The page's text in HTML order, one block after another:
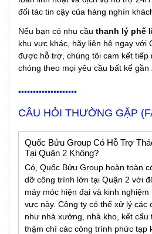
đối tác tin cậy của hàng nghìn
Nếu bạn có nhu cầu thanh lý phế
khu vực khác, hãy liên hệ ngay với
được hỗ trợ, chúng tôi cam kết tiếp
chóng theo mọi yêu cầu bất kể gần
••••••••••••••••••••
CÂU HỎI THƯỜNG GẶP
Quốc Bửu Group Có Hỗ Trợ
Tại Quận 2 Không?
Có, Quốc Bửu Group hoàn toàn
dỡ công trình lớn tại Quận 2 với
máy móc hiện đại và kinh
vực này. Công ty có thể xử lý các
như nhà xưởng, nhà kho, kết cấu
thậm chí các công trình phức tạp